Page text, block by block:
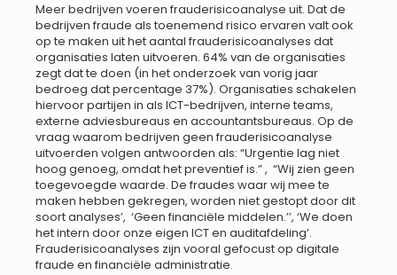
Meer bedrijven voeren frauderisicoanalyse uit. Dat de
bedrijven fraude als toenemend risico ervaren valt ook
op te maken uit het aantal frauderisicoanalyses dat
organisaties laten uitvoeren. 64% van de organisaties
zegt dat te doen (in het onderzoek van vorig jaar
bedroeg dat percentage 37%). Organisaties schakelen
hiervoor partijen in als ICT-bedrijven, interne teams,
externe adviesbureaus en accountantsbureaus. Op de
vraag waarom bedrijven geen frauderisicoanalyse
uitvoerden volgen antwoorden als: “Urgentie lag niet
hoog genoeg, omdat het preventief is.” , “Wij zien geen
toegevoegde waarde. De fraudes waar wij mee te
maken hebben gekregen, worden niet gestopt door dit
soort analyses’, ‘Geen financiële middelen.’’, ‘We doen
het intern door onze eigen ICT en auditafdeling’.
Frauderisicoanalyses zijn vooral gefocust op digitale
fraude en financiële administratie.